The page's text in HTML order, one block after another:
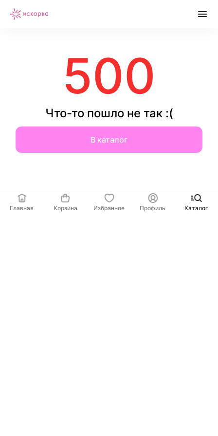
500
Что-то пошло не так :(
В каталог
Главная Корзина Избранное Профиль Каталог